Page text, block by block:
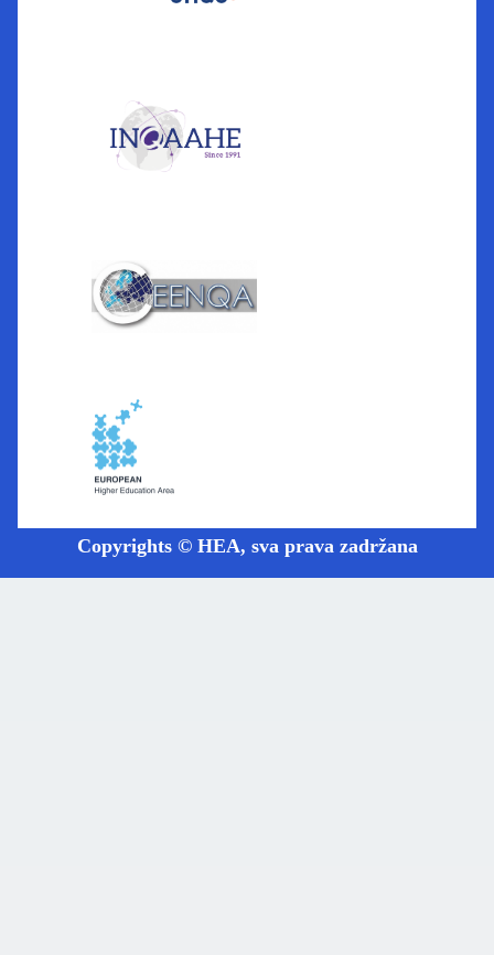
Copyrights © HEA, sva prava zadržana